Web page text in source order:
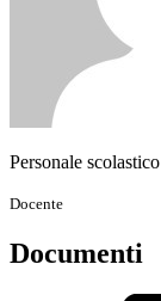
Personale scolastico
Docente
Documenti